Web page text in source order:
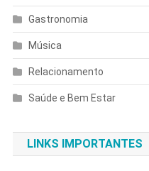
Gastronomia
Música
Relacionamento
Saúde e Bem Estar
LINKS IMPORTANTES